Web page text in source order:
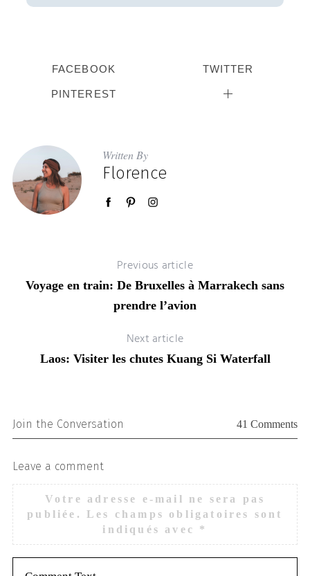
FACEBOOK TWITTER
PINTEREST
Written By
Florence
Previous article
Voyage en train: De Bruxelles à Marrakech sans
prendre l’avion
Next article
Laos: Visiter les chutes Kuang Si Waterfall
Join the Conversation 41 Comments
Leave a comment
Votre adresse e-mail ne sera pas
publiée.
Les champs obligatoires sont
indiqués avec *